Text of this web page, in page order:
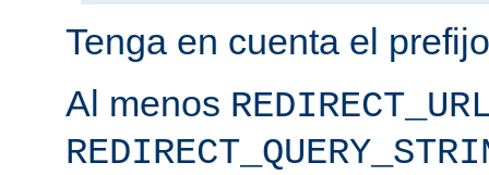
Tenga en cuenta el
Al menos